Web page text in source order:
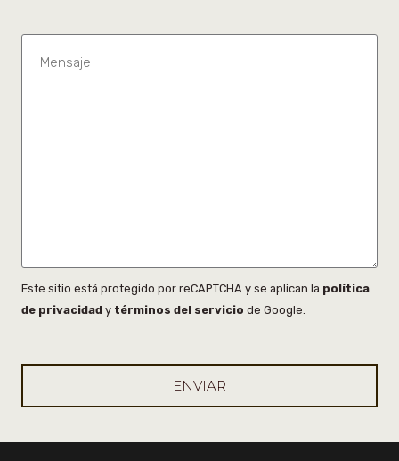
Este sitio está protegido por reCAPTCHA y se aplican la política
de privacidad y términos del servicio de Google.